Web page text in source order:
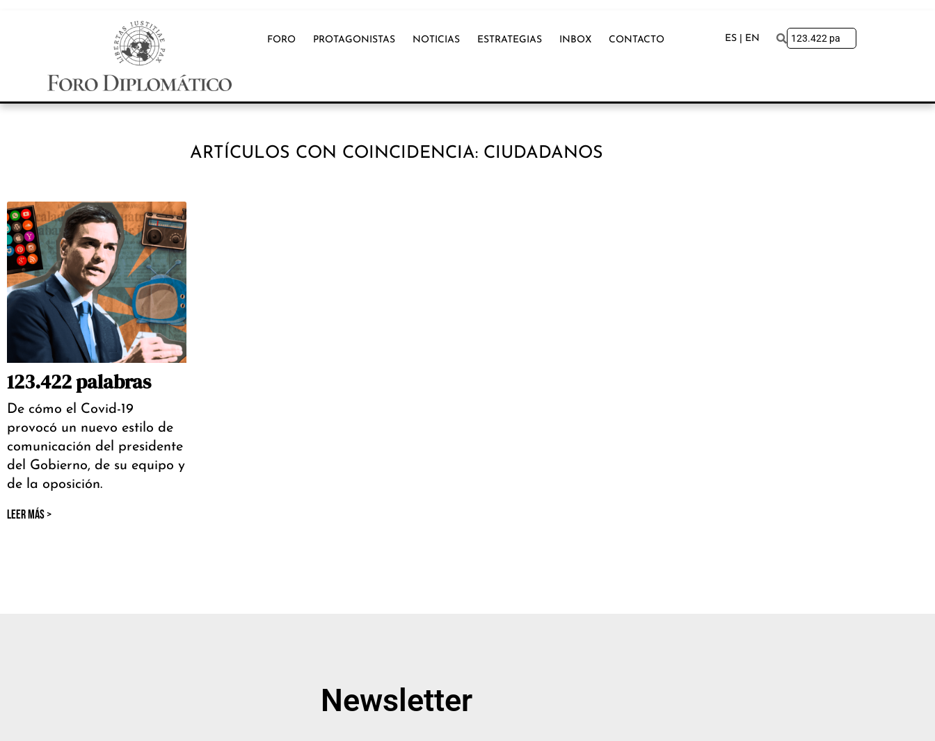
FORO PROTAGONISTAS NOTICIAS ESTRATEGIAS INBOX CONTACTO ES | EN
ARTÍCULOS CON COINCIDENCIA: CIUDADANOS
123.422 palabras
De cómo el Covid-19
provocó un nuevo estilo de
comunicación del presidente
del Gobierno, de su equipo y
de la oposición.
LEER MÁS >
Newsletter